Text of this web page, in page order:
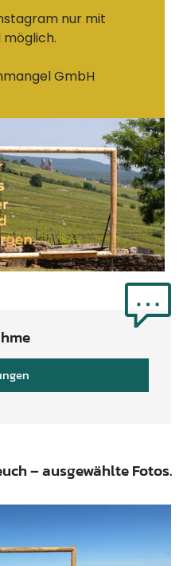
nur mit
GmbH
– ausgewählte Fotos.